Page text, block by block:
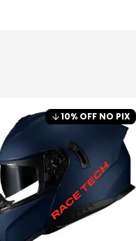
10% OFF NO PIX